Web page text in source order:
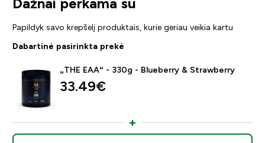
Papildyk savo krepšelį produktais, kurie geriau veikia kartu
Dabartinė pasirinkta prekė
„THE EAA“ - 330g - Blueberry & Strawberry
33.49€‎